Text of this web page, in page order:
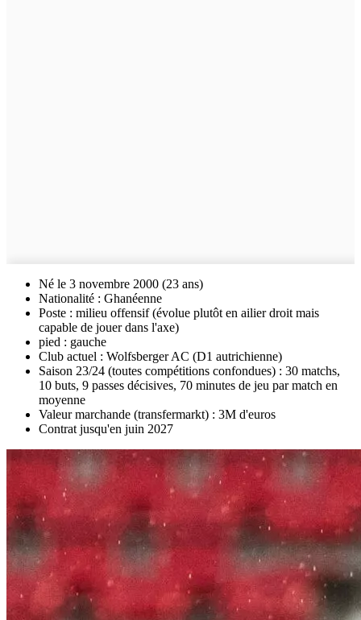
Né le 3 novembre 2000 (23 ans)
Nationalité : Ghanéenne
Poste : milieu offensif (évolue plutôt en ailier droit mais
capable de jouer dans l'axe)
pied : gauche
Club actuel : Wolfsberger AC (D1 autrichienne)
Saison 23/24 (toutes compétitions confondues) : 30 matchs,
10 buts, 9 passes décisives, 70 minutes de jeu par match en
moyenne
Valeur marchande (transfermarkt) : 3M d'euros
Contrat jusqu'en juin 2027